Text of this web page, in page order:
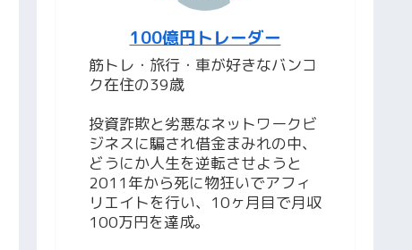
100億円トレーダー
筋トレ・旅行・車が好きなバンコ
ク在住の39歳
投資詐欺と劣悪なネットワークビ
ジネスに騙され借金まみれの中、
どうにか人生を逆転させようと
2011年から死に物狂いでアフィ
リエイトを行い、10ヶ月目で月収
100万円を達成。